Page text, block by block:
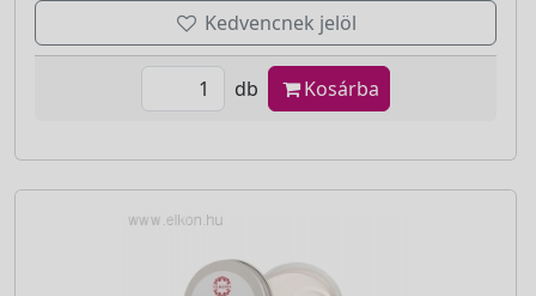
Kedvencnek jelöl
db Kosárba